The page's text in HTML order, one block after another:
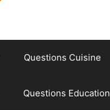
Questions Cuisine
Questions Education